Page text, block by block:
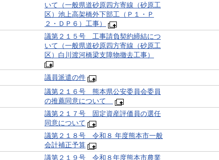
いて（一般県道砂原四方寄線（砂原工
区）池上高架橋外下部工（Ｐ１・Ｐ
２・ＤＰ６）工事）
議第２１５号 工事請負契約締結につ
いて（一般県道砂原四方寄線（砂原工
区）白川渡河橋梁支障物撤去工事）
議員派遣の件
議第２１６号 熊本県公安委員会委員
の推薦同意について
議第２１７号 固定資産評価員の選任
同意について
議第２１８号 令和８ 年度熊本市一般
会計補正予算
議第２１９号 令和８年度熊本市農業